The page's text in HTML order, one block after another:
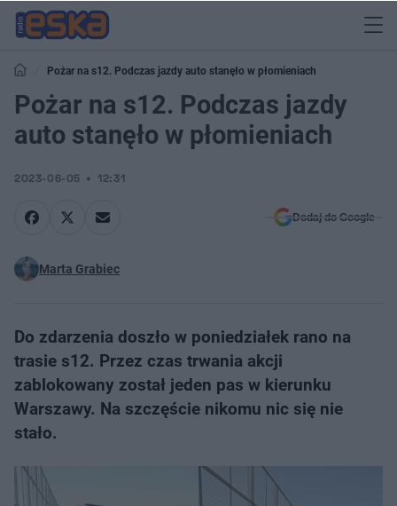
Pożar na s12. Podczas jazdy auto stanęło w płomieniach
Pożar na s12. Podczas jazdy
auto stanęło w płomieniach
2023-06-05 12:31
Dodaj do Google
Marta Grabiec
Do zdarzenia doszło w poniedziałek rano na
trasie s12. Przez czas trwania akcji
zablokowany został jeden pas w kierunku
Warszawy. Na szczęście nikomu nic się nie
stało.